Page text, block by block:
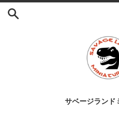
コ
サベージランド